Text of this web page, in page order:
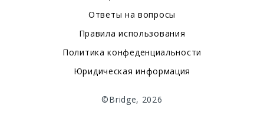
Ответы на вопросы
Правила использования
Политика конфеденциальности
Юридическая информация
©Bridge, 2026